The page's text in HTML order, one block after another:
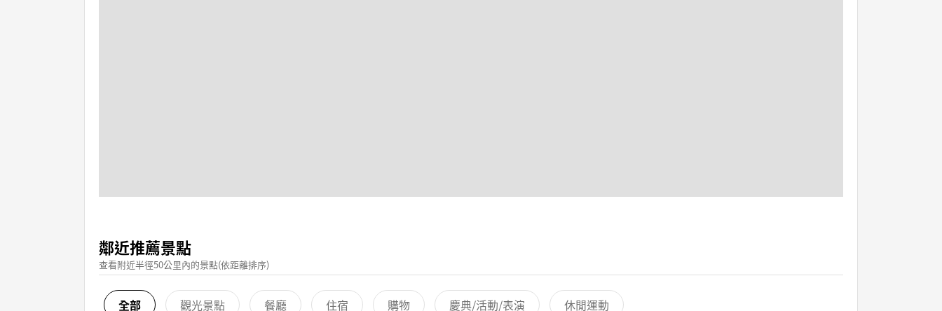
鄰近推薦景點
查看附近半徑50公里內的景點(依距離排序)
全部 觀光景點 餐廳 住宿 購物 慶典/活動/表演 休閒運動